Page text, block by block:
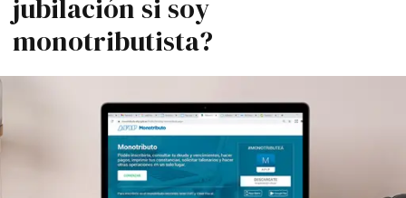
jubilación si soy
monotributista?